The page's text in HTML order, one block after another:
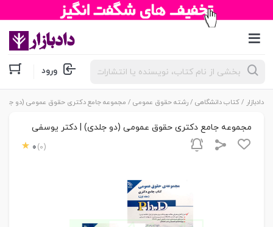
جستجوی
محصولات ورود
دادبازار /کتاب دانشگاهی /رشته حقوق عمومی / مجموعه جامع دکتری حقوق عمومی (دو
مجموعه جامع دکتری حقوق عمومی (دو جلدی) | دکتر یوسفی
0 (0)